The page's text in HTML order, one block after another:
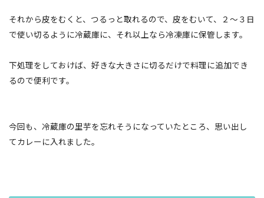
それから皮をむくと、つるっと取れるので、皮をむいて、２〜３日
で使い切るように冷蔵庫に、それ以上なら冷凍庫に保管します。
下処理をしておけば、好きな大きさに切るだけで料理に追加でき
るので便利です。
今回も、冷蔵庫の里芋を忘れそうになっていたところ、思い出し
てカレーに入れました。